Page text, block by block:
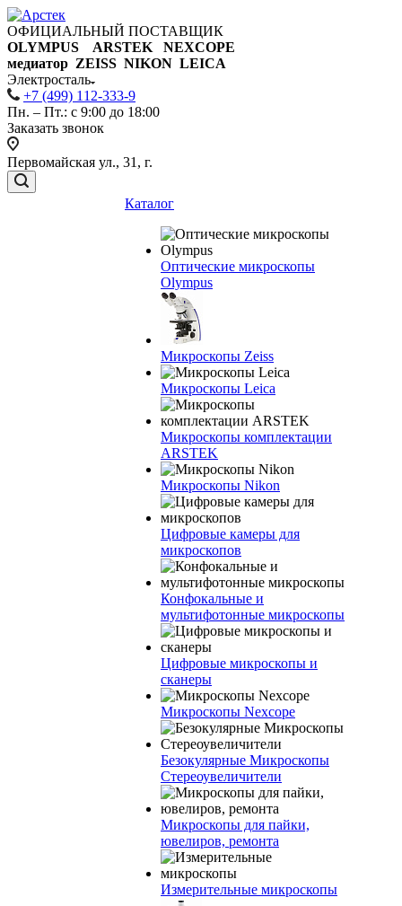
ОФИЦИАЛЬНЫЙ ПОСТАВЩИК
OLYMPUS ARSTEK NEXCOPE
медиатор ZEISS NIKON LEICA
Электросталь
+7 (499) 112-333-9
Пн. – Пт.: с 9:00 до 18:00
Заказать звонок
Первомайская ул., 31, г.
Каталог
Оптические микроскопы
Olympus
Микроскопы Zeiss
Микроскопы Leica
Микроскопы комплектации
ARSTEK
Микроскопы Nikon
Цифровые камеры для
микроскопов
Конфокальные и
мультифотонные микроскопы
Цифровые микроскопы и
сканеры
Микроскопы Nexcope
Безокулярные Микроскопы
Стереоувеличители
Микроскопы для пайки,
ювелиров, ремонта
Измерительные микроскопы